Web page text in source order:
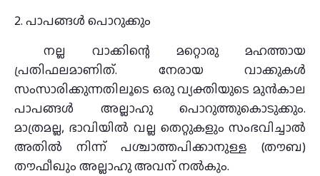
2. പാപങ്ങൾ പൊറുക്കും
നല്ല വാക്കിന്റെ മറ്റൊരു മഹത്തായ
പ്രതിഫലമാണിത്. നേരായ വാക്കുകൾ
സംസാരിക്കുന്നതിലൂടെ ഒരു വ്യക്തിയുടെ മുൻകാല
പാപങ്ങൾ അല്ലാഹു പൊറുത്തുകൊടുക്കും.
മാത്രമല്ല, ഭാവിയിൽ വല്ല തെറ്റുകളും സംഭവിച്ചാൽ
അതിൽ നിന്ന് പശ്ചാത്തപിക്കാനുള്ള (തൗബ)
തൗഫീഖും അല്ലാഹു അവന് നൽകും.